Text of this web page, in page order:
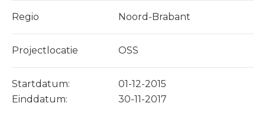
Regio Noord-Brabant
Projectlocatie OSS
Startdatum:
01-12-2015
Einddatum:
30-11-2017